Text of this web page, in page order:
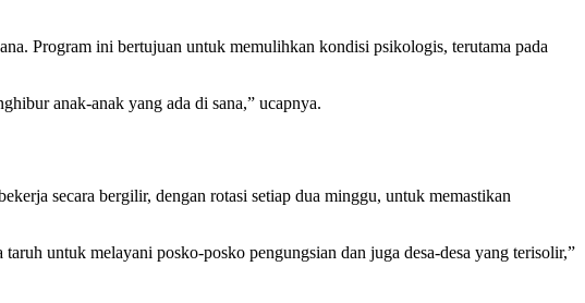
Program ini bertujuan untuk memulihkan kondisi psikologis, terutama pada
anak-anak yang ada di sana,” ucapnya.
secara bergilir, dengan rotasi setiap dua minggu, untuk memastikan
untuk melayani posko-posko pengungsian dan juga desa-desa yang terisolir,”